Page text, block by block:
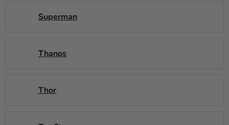
Superman
Thanos
Thor